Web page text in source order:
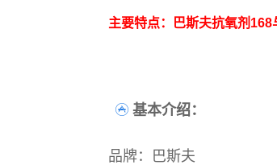
主要特点：巴斯夫抗氧剂
基本介绍：
品牌：巴斯夫